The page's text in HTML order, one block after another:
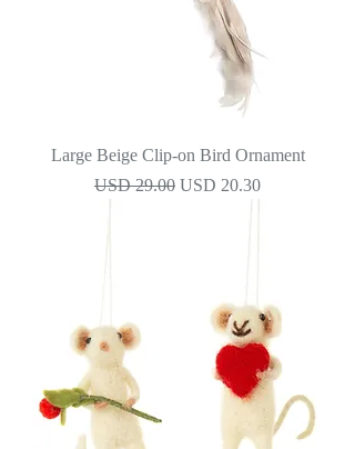
Large Beige Clip-on Bird Ornament
Precio
USD 29.00 Precio de oferta
USD 20.30